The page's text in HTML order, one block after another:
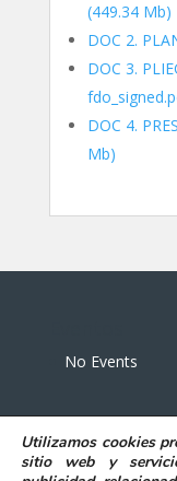
(449.34 Mb)
DOC 2.
DOC 3.
DOC 4.
Mb)
No Events
Utilizamos cookies
sitio web y